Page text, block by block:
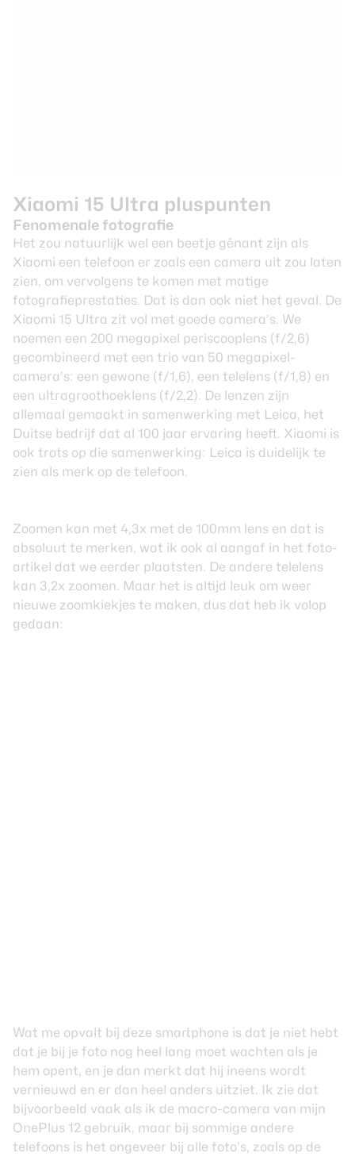
Xiaomi 15 Ultra pluspunten
Fenomenale fotografie
Het zou natuurlijk wel een beetje gênant zijn als
Xiaomi een telefoon er zoals een camera uit zou laten
zien, om vervolgens te komen met matige
fotografieprestaties. Dat is dan ook niet het geval. De
Xiaomi 15 Ultra zit vol met goede camera’s. We
noemen een 200 megapixel periscooplens (f/2,6)
gecombineerd met een trio van 50 megapixel-
camera’s: een gewone (f/1,6), een telelens (f/1,8) en
een ultragroothoeklens (f/2,2). De lenzen zijn
allemaal gemaakt in samenwerking met Leica, het
Duitse bedrijf dat al 100 jaar ervaring heeft. Xiaomi is
ook trots op die samenwerking: Leica is duidelijk te
zien als merk op de telefoon.
Zoomen kan met 4,3x met de 100mm lens en dat is
absoluut te merken, wat ik ook al aangaf in het foto-
artikel dat we eerder plaatsten. De andere telelens
kan 3,2x zoomen. Maar het is altijd leuk om weer
nieuwe zoomkiekjes te maken, dus dat heb ik volop
gedaan:
Wat me opvalt bij deze smartphone is dat je niet hebt
dat je bij je foto nog heel lang moet wachten als je
hem opent, en je dan merkt dat hij ineens wordt
vernieuwd en er dan heel anders uitziet. Ik zie dat
bijvoorbeeld vaak als ik de macro-camera van mijn
OnePlus 12 gebruik, maar bij sommige andere
telefoons is het ongeveer bij alle foto’s, zoals op de